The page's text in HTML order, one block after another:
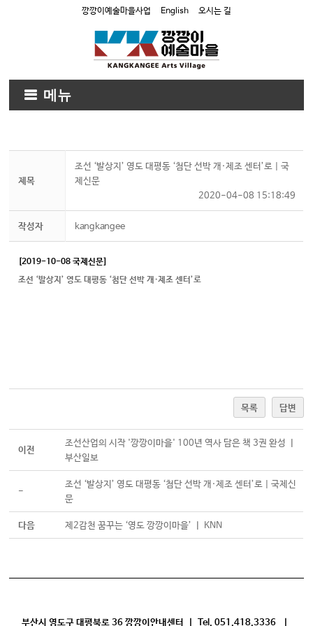
깡깡이예술마을사업 English 오시는 길
메뉴
제목
조선 ‘발상지’ 영도 대평동 ‘첨단 선박 개·제조 센터’로 | 국
제신문
2020-04-08 15:18:49
작성자 kangkangee
[2019-10-08 국제신문]
조선 ‘발상지’ 영도 대평동 ‘첨단 선박 개·제조 센터’로
목록 답변
이전
조선산업의 시작 '깡깡이마을' 100년 역사 담은 책 3권 완성 ㅣ
부산일보
-
조선 ‘발상지’ 영도 대평동 ‘첨단 선박 개·제조 센터’로 | 국제신
문
다음 제2감천 꿈꾸는 ‘영도 깡깡이마을’ ㅣ KNN
부산시 영도구 대평북로 36 깡깡이안내센터 | Tel. 051.418.3336 |